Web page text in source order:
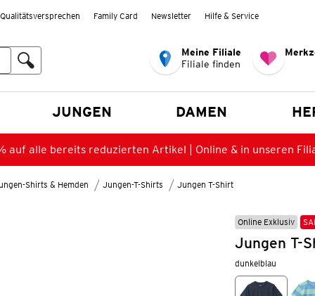
Qualitätsversprechen Family Card Newsletter Hilfe & Service
Meine Filiale
Filiale finden
JUNGEN DAMEN
auf alle bereits reduzierten Artikel | Online & in unseren
Shirts & Hemden Jungen-T-Shirts Jungen T-Shirt
Online Exklusiv
Jungen T-
dunkelblau